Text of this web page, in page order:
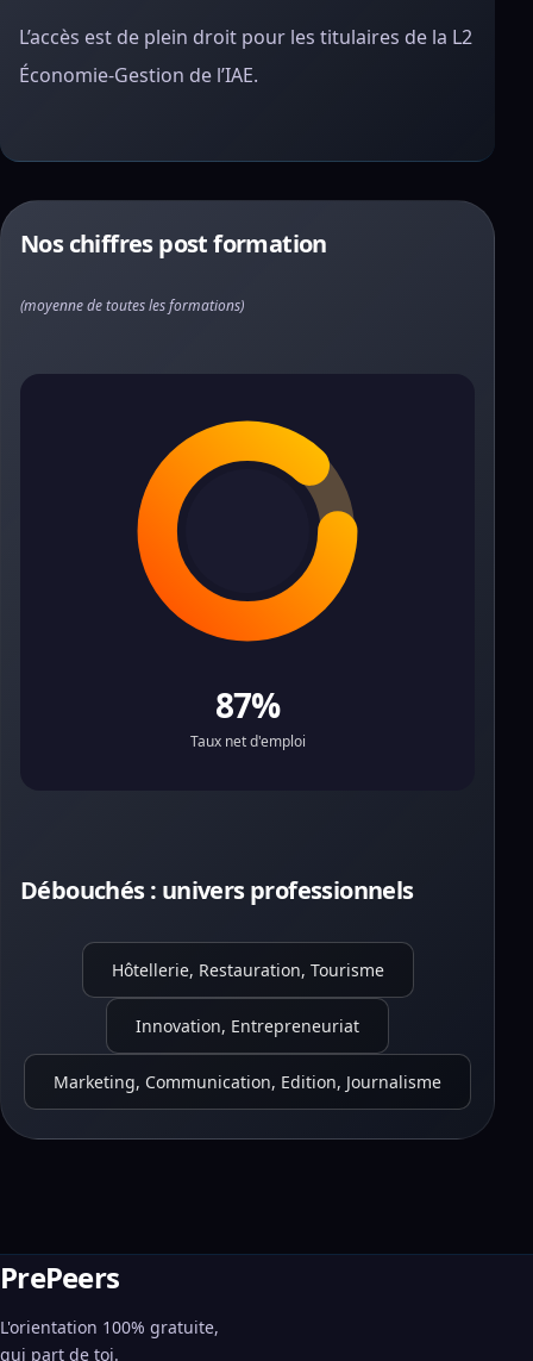
L’accès est de plein droit pour les titulaires de la L2
Économie-Gestion de l’IAE.
Nos chiffres post formation
(moyenne de toutes les formations)
87%
Taux net d'emploi
Débouchés : univers professionnels
Hôtellerie, Restauration, Tourisme
Innovation, Entrepreneuriat
Marketing, Communication, Edition, Journalisme
PrePeers
L'orientation 100% gratuite,
qui part de toi.